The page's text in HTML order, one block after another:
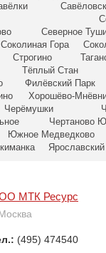
Северное
Соколиная Гора
Строгино
Тёплый Стан
Филёвский Парк
Хорошёво-
Черёмушки
Чертаново
Южное Медведково
Ярославский
МТК Ресурс
(495) 474540